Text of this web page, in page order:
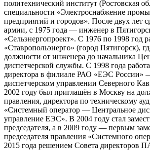
политехнический институт (Ростовская
специальности «Электроснабжение
предприятий и городов». После двух лет
армии, с 1975 года — инженер в
«Сельэнергопроект». С 1976 по 1998 год
«Ставропольэнерго» (город Пятигорск),
должности от инженера до начальника
диспетчерской службы. С 1998 года
директора в филиале РАО «ЕЭС России»
диспетчерском управлении Северного
2002 году был приглашён в Москву на
правления, директора по техническому
«Системный оператор — Центральное
управление ЕЭС». В 2004 году стал
председателя, а в 2009 году — первым
председателя правления «Системного
2015 года решением Совета директоров